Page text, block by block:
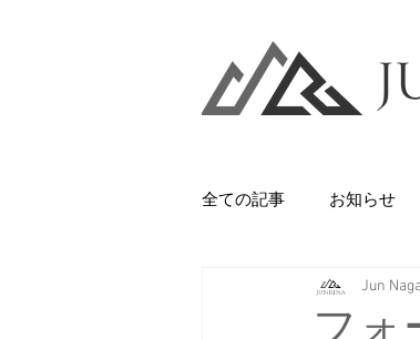
全ての記事 お知らせ
Backcountry 八甲
Jun